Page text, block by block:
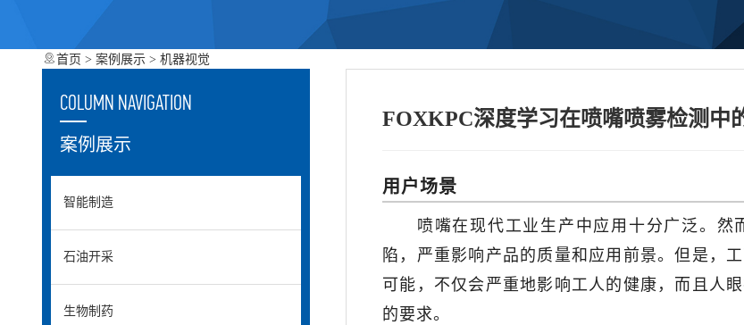
首页 > 案例展示 > 机器视觉
FOXKPC深度学习在喷嘴喷雾检测中
用户场景
喷嘴在现代工业生产中应用十分广泛。
陷，严重影响产品的质量和应用前景。但是，
可能，不仅会严重地影响工人的健康，而且人
的要求。
COLUMN NAVIGATION
案例展示
智能制造
石油开采
生物制药